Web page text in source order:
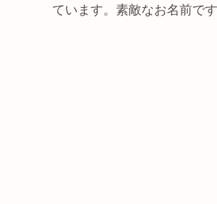
ています。素敵なお名前です